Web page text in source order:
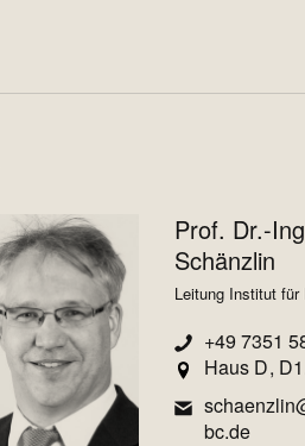
Prof. Dr.-
Schänzlin
Leitung Institut für
+49 7351
Haus D
bc.de